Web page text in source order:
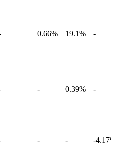
0.66% 19.1% -
- 0.39% -
- - -